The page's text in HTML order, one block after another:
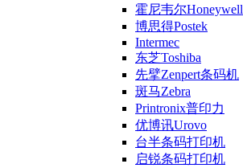
霍尼韦尔Honeywell
博思得Postek
Intermec
东芝Toshiba
先擘Zenpert条码机
斑马Zebra
Printronix普印力
优博讯Urovo
台半条码打印机
启锐条码打印机